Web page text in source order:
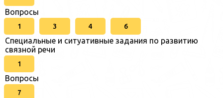
Вопросы
1 3 4 6
Специальные и ситуативные задания по развитию
связной речи
1
Вопросы
7